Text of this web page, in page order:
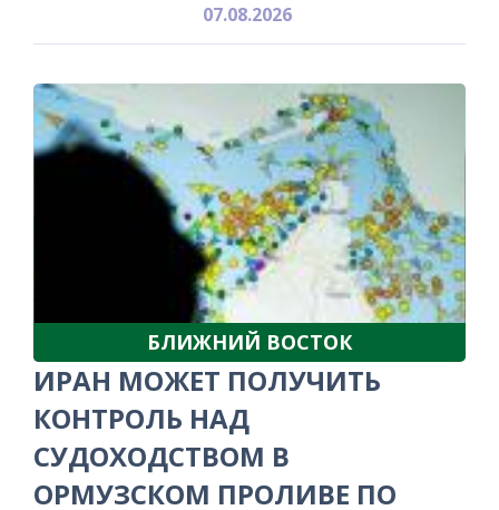
07.08.2026
БЛИЖНИЙ ВОСТОК
ИРАН МОЖЕТ ПОЛУЧИТЬ
КОНТРОЛЬ НАД
СУДОХОДСТВОМ В
ОРМУЗСКОМ ПРОЛИВЕ ПО